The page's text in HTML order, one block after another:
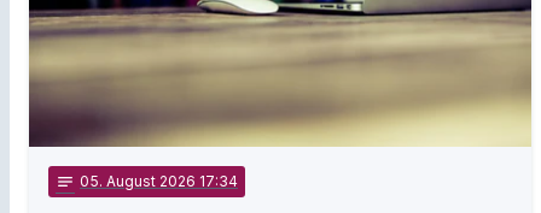
notes 05. August 2026 17:34